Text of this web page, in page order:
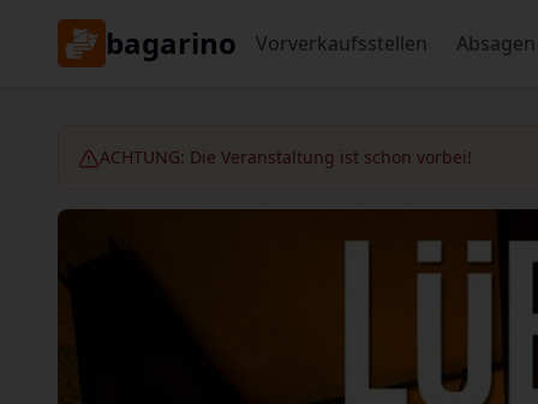
bagarino Vorverkaufsstellen
ACHTUNG: Die Veranstaltung ist schon vorbei!